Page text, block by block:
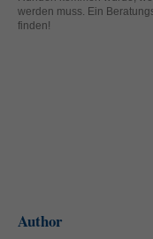
werden muss. Ein
finden!
Author
Essenzielle Cookies
die einwandfreie Funktion